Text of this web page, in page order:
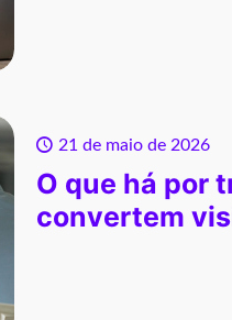
21 de maio de 2026
O que há por
convertem